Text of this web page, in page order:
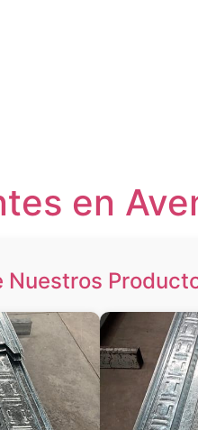
en
Nuestros